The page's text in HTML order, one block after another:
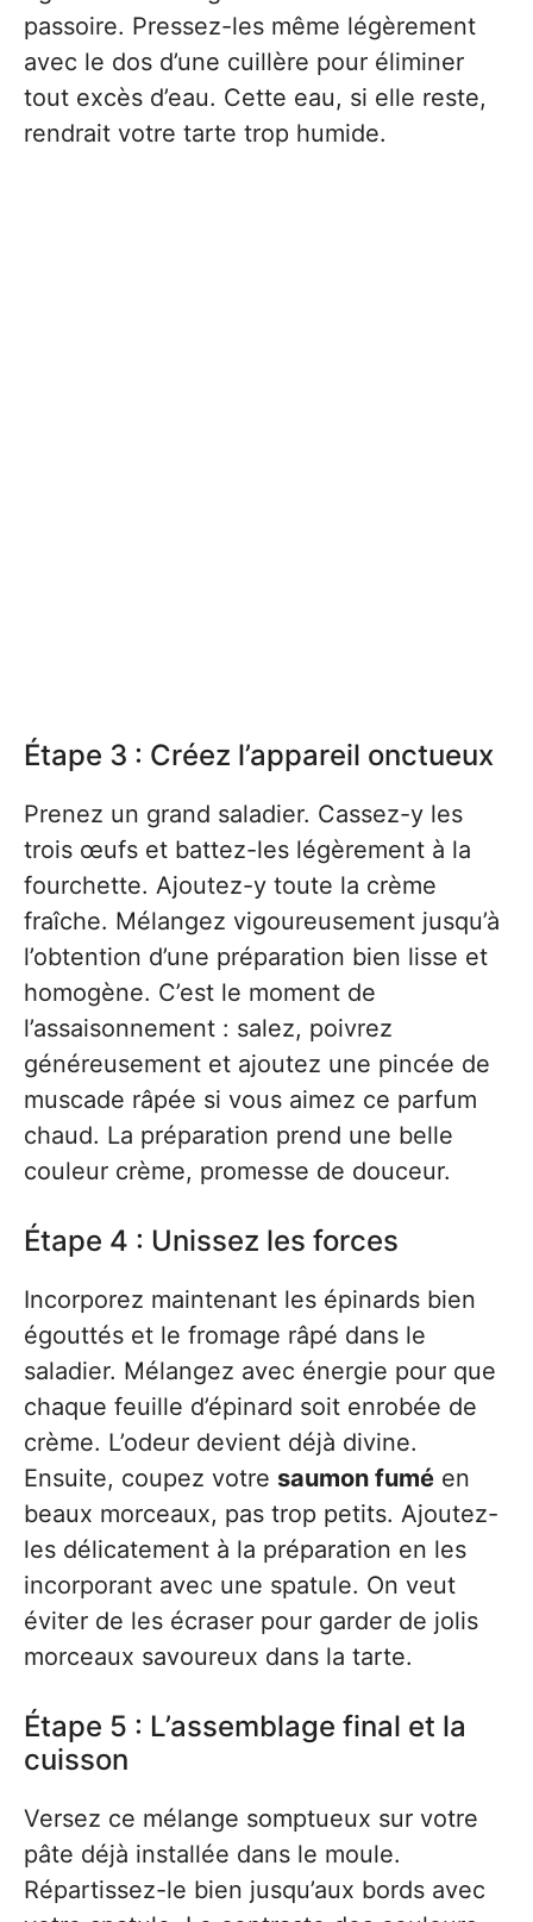
passoire. Pressez-les même légèrement
avec le dos d’une cuillère pour éliminer
tout excès d’eau. Cette eau, si elle reste,
rendrait votre tarte trop humide.
Étape 3 : Créez l’appareil onctueux
Prenez un grand saladier. Cassez-y les
trois œufs et battez-les légèrement à la
fourchette. Ajoutez-y toute la crème
fraîche. Mélangez vigoureusement jusqu’à
l’obtention d’une préparation bien lisse et
homogène. C’est le moment de
l’assaisonnement : salez, poivrez
généreusement et ajoutez une pincée de
muscade râpée si vous aimez ce parfum
chaud. La préparation prend une belle
couleur crème, promesse de douceur.
Étape 4 : Unissez les forces
Incorporez maintenant les épinards bien
égouttés et le fromage râpé dans le
saladier. Mélangez avec énergie pour que
chaque feuille d’épinard soit enrobée de
crème. L’odeur devient déjà divine.
Ensuite, coupez votre saumon fumé en
beaux morceaux, pas trop petits. Ajoutez-
les délicatement à la préparation en les
incorporant avec une spatule. On veut
éviter de les écraser pour garder de jolis
morceaux savoureux dans la tarte.
Étape 5 : L’assemblage final et la
cuisson
Versez ce mélange somptueux sur votre
pâte déjà installée dans le moule.
Répartissez-le bien jusqu’aux bords avec